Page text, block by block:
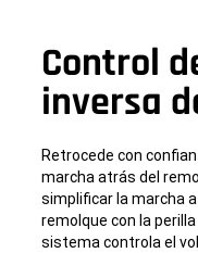
Control
inversa
Retrocede con
marcha atrás del
simplificar la marcha
remolque con la
sistema controla el